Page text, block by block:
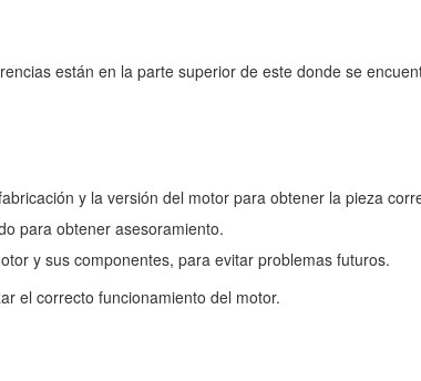
están en la parte superior de este donde se
y la versión del motor para obtener la pieza
para obtener asesoramiento.
y sus componentes, para evitar problemas futuros.
el correcto funcionamiento del motor.